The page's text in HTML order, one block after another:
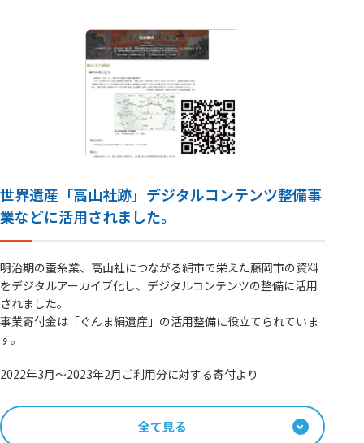
世界遺産「高山社跡」デジタルコンテンツ整備事
業などに活用されました。
明治期の蚕糸業、高山社につながる絹市で栄えた藤岡市の資料
をデジタルアーカイブ化し、デジタルコンテンツの整備に活用
されました。
事業寄付金は「ぐんま絹遺産」の活用整備に役立てられていま
す。
2022年3月～2023年2月ご利用分に対する寄付より
全て見る